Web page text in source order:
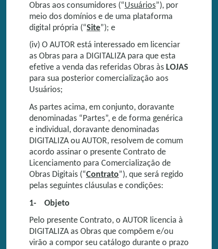
Obras aos consumidores (“Usuários”), por
meio dos domínios e de uma plataforma
digital própria (“Site”); e
(iv) O AUTOR está interessado em licenciar
as Obras para a DIGITALIZA para que esta
efetive a venda das referidas Obras às LOJAS
para sua posterior comercialização aos
Usuários;
As partes acima, em conjunto, doravante
denominadas “Partes”, e de forma genérica
e individual, doravante denominadas
DIGITALIZA ou AUTOR, resolvem de comum
acordo assinar o presente Contrato de
Licenciamento para Comercialização de
Obras Digitais (“Contrato”), que será regido
pelas seguintes cláusulas e condições:
1- Objeto
Pelo presente Contrato, o AUTOR licencia à
DIGITALIZA as Obras que compõem e/ou
virão a compor seu catálogo durante o prazo